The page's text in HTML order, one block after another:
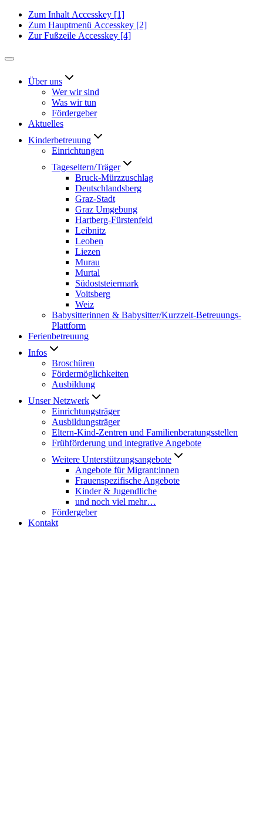
Zum Inhalt Accesskey [1]
Zum Hauptmenü Accesskey [2]
Zur Fußzeile Accesskey [4]
Über uns
Wer wir sind
Was wir tun
Fördergeber
Aktuelles
Kinderbetreuung
Einrichtungen
Tageseltern/Träger
Bruck-Mürzzuschlag
Deutschlandsberg
Graz-Stadt
Graz Umgebung
Hartberg-Fürstenfeld
Leibnitz
Leoben
Liezen
Murau
Murtal
Südoststeiermark
Voitsberg
Weiz
Babysitterinnen & Babysitter/Kurzzeit-Betreuungs-
Plattform
Ferienbetreuung
Infos
Broschüren
Fördermöglichkeiten
Ausbildung
Unser Netzwerk
Einrichtungsträger
Ausbildungsträger
Eltern-Kind-Zentren und Familienberatungsstellen
Frühförderung und integrative Angebote
Weitere Unterstützungsangebote
Angebote für Migrant:innen
Frauenspezifische Angebote
Kinder & Jugendliche
und noch viel mehr…
Fördergeber
Kontakt